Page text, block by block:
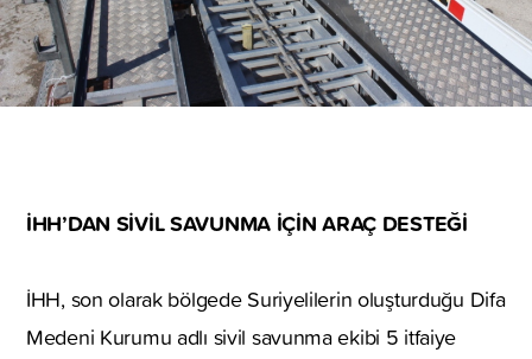
İHH’DAN SİVİL SAVUNMA İÇİN ARAÇ DESTEĞİ
İHH, son olarak bölgede Suriyelilerin oluşturduğu Difa
Medeni Kurumu adlı sivil savunma ekibi 5 itfaiye